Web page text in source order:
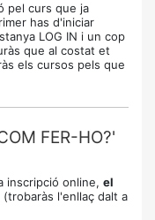
pel curs que ja
has d'iniciar
LOG IN i un cop
que al costat et
els cursos pels que
FER-HO?'
inscripció online, el
(trobaràs l'enllaç dalt a